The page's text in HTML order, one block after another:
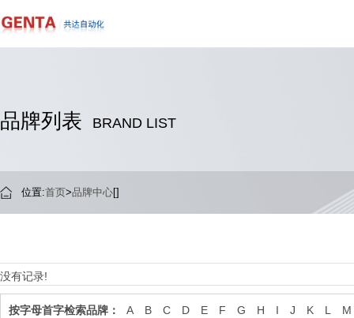
品牌列表 BRAND LIST
位置:首页>品牌中心[]
没有记录!
按字母首字检索品牌： A B C D E F G H I J K L M